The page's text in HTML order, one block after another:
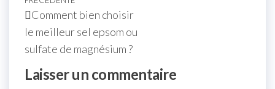
Comment bien choisir
le meilleur sel epsom ou
sulfate de magnésium ?
Laisser un commentaire